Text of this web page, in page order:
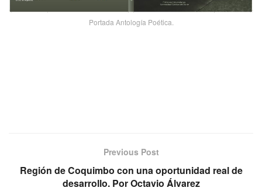
Portada Antología Poética.
Previous Post
Región de Coquimbo con una oportunidad real de
desarrollo. Por Octavio Álvarez